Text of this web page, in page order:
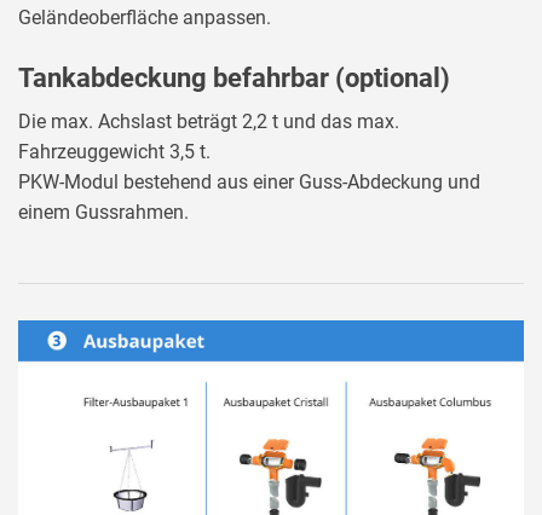
Geländeoberfläche anpassen.
Tankabdeckung befahrbar (optional)
Die max. Achslast beträgt 2,2 t und das max.
Fahrzeuggewicht 3,5 t.
PKW-Modul bestehend aus einer Guss-Abdeckung und
einem Gussrahmen.